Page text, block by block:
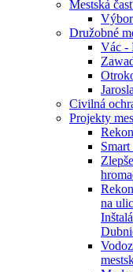
Mestská
Výbor
Družobné
Vác -
Civilná
Projekty
Smart
na